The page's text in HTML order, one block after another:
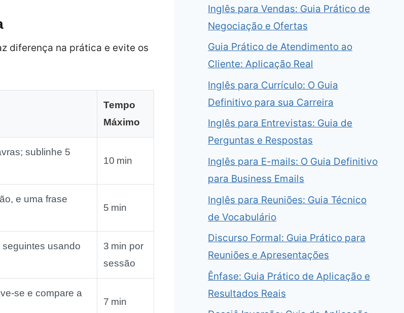
diferença na prática e evite os
Tempo
Máximo
sublinhe 5
10 min
e uma frase
5 min
usando
3 min por
sessão
e compare a
7 min
Inglês para Vendas: Guia Prático de
Negociação e Ofertas
Guia Prático de Atendimento ao
Cliente: Aplicação Real
Inglês para Currículo: O Guia
Definitivo para sua Carreira
Inglês para Entrevistas: Guia de
Perguntas e Respostas
Inglês para E-mails: O Guia Definitivo
para Business Emails
Inglês para Reuniões: Guia Técnico
de Vocabulário
Discurso Formal: Guia Prático para
Reuniões e Apresentações
Ênfase: Guia Prático de Aplicação e
Resultados Reais